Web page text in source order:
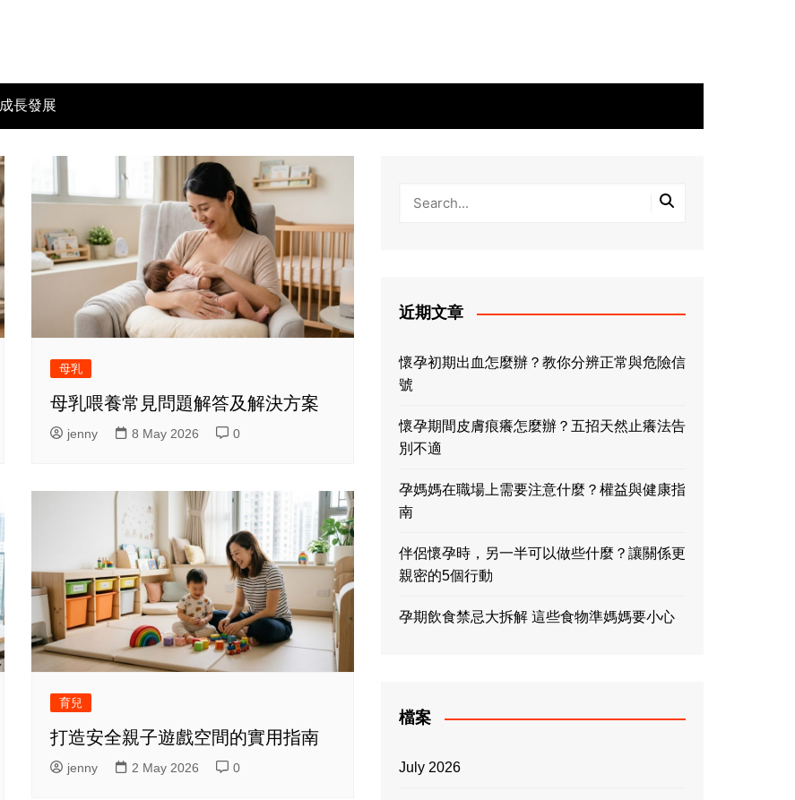
成長發展
母乳
母乳喂養常見問題解答及解決方案
jenny 8 May 2026 0
育兒
打造安全親子遊戲空間的實用指南
jenny 2 May 2026 0
近期文章
懷孕初期出血怎麼辦？教你分辨正常與危險信
號
懷孕期間皮膚痕癢怎麼辦？五招天然止癢法告
別不適
孕媽媽在職場上需要注意什麼？權益與健康指
南
伴侶懷孕時，另一半可以做些什麼？讓關係更
親密的5個行動
孕期飲食禁忌大拆解 這些食物準媽媽要小心
檔案
July 2026